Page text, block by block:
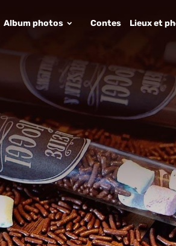
Album photos Contes Lieux et